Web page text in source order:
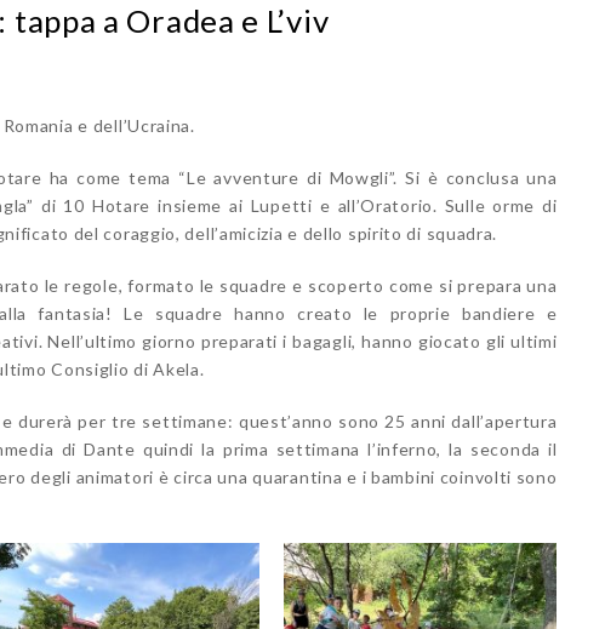
a Oradea e L’viv
e dell’Ucraina.
ha come tema “Le avventure di Mowgli”. Si è conclusa una
di 10 Hotare insieme ai Lupetti e all’Oratorio. Sulle orme di
del coraggio, dell’amicizia e dello spirito di squadra.
le regole, formato le squadre e scoperto come si prepara una
fantasia! Le squadre hanno creato le proprie bandiere e
Nell’ultimo giorno preparati i bagagli, hanno giocato gli ultimi
Consiglio di Akela.
durerà per tre settimane: quest’anno sono 25 anni dall’apertura
di Dante quindi la prima settimana l’inferno, la seconda il
degli animatori è circa una quarantina e i bambini coinvolti sono